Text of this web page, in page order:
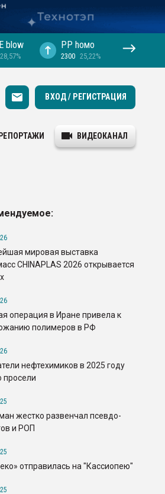
blow
28,57%
PP hомо
2300 25,22%
ВХОД / РЕГИСТРАЦИЯ
ВИДЕОКАНАЛ
мировая выставка
CHINAPLAS 2026 открывается
операция в Иране привела к
полимеров в РФ
нефтехимиков в 2025 году
просели
жестко развенчал псевдо-
и РОП
отправилась на "Кассиопею"